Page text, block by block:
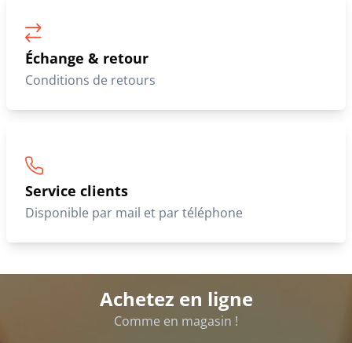
Échange & retour
Conditions de retours
Service clients
Disponible par mail et par téléphone
Achetez en ligne
Comme en magasin !